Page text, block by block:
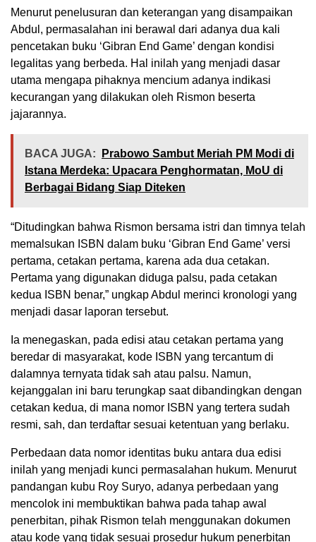
Menurut penelusuran dan keterangan yang disampaikan
Abdul, permasalahan ini berawal dari adanya dua kali
pencetakan buku ‘Gibran End Game’ dengan kondisi
legalitas yang berbeda. Hal inilah yang menjadi dasar
utama mengapa pihaknya mencium adanya indikasi
kecurangan yang dilakukan oleh Rismon beserta
jajarannya.
BACA JUGA:
Prabowo Sambut Meriah PM Modi di
Istana Merdeka: Upacara Penghormatan, MoU di
Berbagai Bidang Siap Diteken
“Ditudingkan bahwa Rismon bersama istri dan timnya telah
memalsukan ISBN dalam buku ‘Gibran End Game’ versi
pertama, cetakan pertama, karena ada dua cetakan.
Pertama yang digunakan diduga palsu, pada cetakan
kedua ISBN benar,” ungkap Abdul merinci kronologi yang
menjadi dasar laporan tersebut.
Ia menegaskan, pada edisi atau cetakan pertama yang
beredar di masyarakat, kode ISBN yang tercantum di
dalamnya ternyata tidak sah atau palsu. Namun,
kejanggalan ini baru terungkap saat dibandingkan dengan
cetakan kedua, di mana nomor ISBN yang tertera sudah
resmi, sah, dan terdaftar sesuai ketentuan yang berlaku.
Perbedaan data nomor identitas buku antara dua edisi
inilah yang menjadi kunci permasalahan hukum. Menurut
pandangan kubu Roy Suryo, adanya perbedaan yang
mencolok ini membuktikan bahwa pada tahap awal
penerbitan, pihak Rismon telah menggunakan dokumen
atau kode yang tidak sesuai prosedur hukum penerbitan